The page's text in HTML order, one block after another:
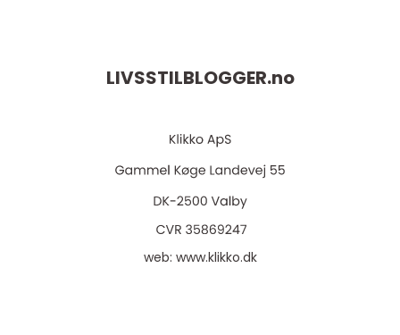
LIVSSTILBLOGGER.no
web: www.klikko.dk